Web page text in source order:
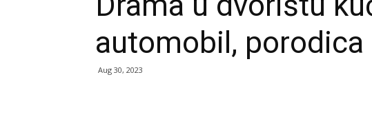
automobil, porodica
Aug 30, 2023